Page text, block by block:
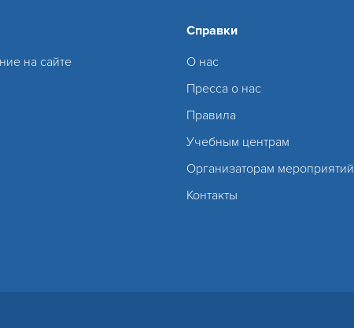
на сайте
Справки
О нас
Пресса о нас
Правила
Учебным центрам
Организаторам мероприятий
Контакты